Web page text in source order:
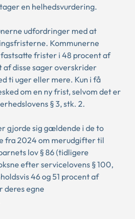
en helhedsvurdering.
udfordringer med at
Kommunerne
frister i 48 procent af
af disse sager overskrider
ti uger eller mere. Kun i få
om en ny frist, selvom det er
§ 3, stk. 2.
gjorde sig gældende i de to
fra 2024 om merudgifter til
lov § 86 (tidligere
efter servicelovens § 100,
46 og 51 procent af
deres egne